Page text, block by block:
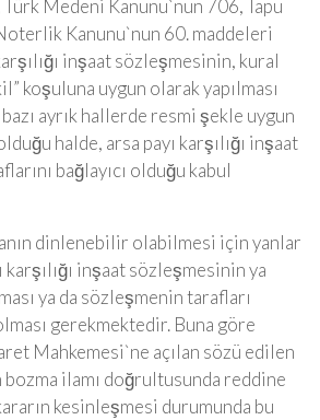
Türk Medeni Kanunu`nun 706, Tapu
Kanunu`nun 60. maddeleri
inşaat sözleşmesinin, kural
koşuluna uygun olarak yapılması
bazı ayrık hallerde resmi şekle uygun
halde, arsa payı karşılığı inşaat
bağlayıcı olduğu kabul
dinlenebilir olabilmesi için yanlar
karşılığı inşaat sözleşmesinin ya
ya da sözleşmenin tarafları
gerekmektedir. Buna göre
Mahkemesi`ne açılan sözü edilen
bozma ilamı doğrultusunda reddine
kesinleşmesi durumunda bu